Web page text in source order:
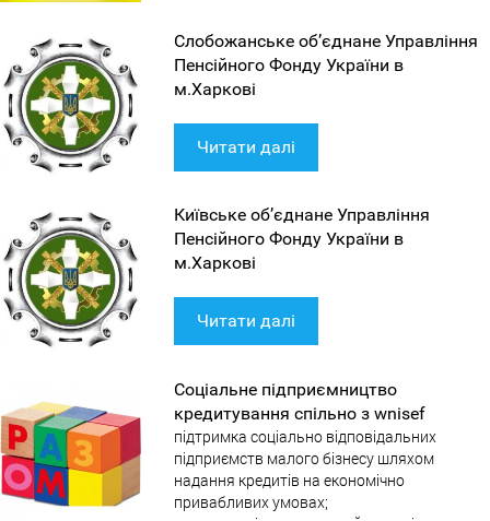
Слобожанське об’єднане Управління
Пенсійного Фонду України в
м.Харкові
Читати далі
Київське об’єднане Управління
Пенсійного Фонду України в
м.Харкові
Читати далі
Соціальне підприємництво
кредитування спільно з wnisef
підтримка соціально відповідальних
підприємств малого бізнесу шляхом
надання кредитів на економічно
привабливих умовах;